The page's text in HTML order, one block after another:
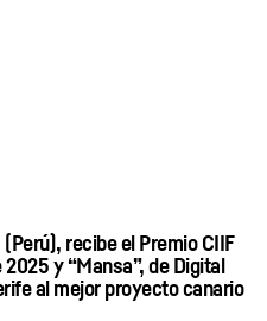
recibe el Premio CIIF
y “Mansa”, de Digital
al mejor proyecto canario